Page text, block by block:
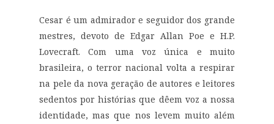
Cesar é um admirador e seguidor dos grande
mestres, devoto de Edgar Allan Poe e H.P.
Lovecraft. Com uma voz única e muito
brasileira, o terror nacional volta a respirar
na pele da nova geração de autores e leitores
sedentos por histórias que dêem voz a nossa
identidade, mas que nos levem muito além